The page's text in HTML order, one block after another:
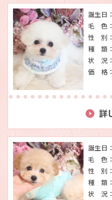
誕生日：
毛 色：
性 別：
種 類：
状 況：
価 格：
誕生日：
毛 色：
性 別：
種 類：
状 況：